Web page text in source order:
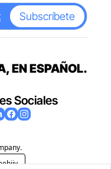
Subscríbete
EN ESPAÑOL.
Sociales